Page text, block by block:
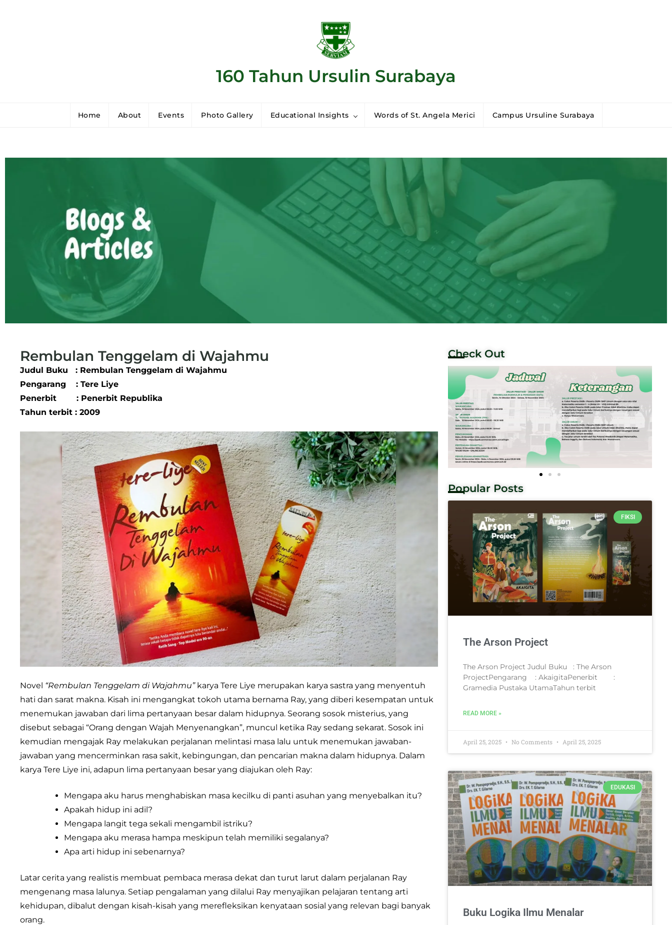
160 Tahun Ursulin Surabaya
Home About Events Photo Gallery Educational Insights Words of St. Angela Merici Campus Ursuline Surabaya
Rembulan Tenggelam di Wajahmu
Judul Buku : Rembulan Tenggelam di Wajahmu
Pengarang : Tere Liye
Penerbit : Penerbit Republika
Tahun terbit : 2009
Novel “Rembulan Tenggelam di Wajahmu” karya Tere Liye merupakan karya sastra yang menyentuh
hati dan sarat makna. Kisah ini mengangkat tokoh utama bernama Ray, yang diberi kesempatan untuk
menemukan jawaban dari lima pertanyaan besar dalam hidupnya. Seorang sosok misterius, yang
disebut sebagai “Orang dengan Wajah Menyenangkan”, muncul ketika Ray sedang sekarat. Sosok ini
kemudian mengajak Ray melakukan perjalanan melintasi masa lalu untuk menemukan jawaban-
jawaban yang mencerminkan rasa sakit, kebingungan, dan pencarian makna dalam hidupnya. Dalam
karya Tere Liye ini, adapun lima pertanyaan besar yang diajukan oleh Ray:
Mengapa aku harus menghabiskan masa kecilku di panti asuhan yang menyebalkan itu?
Apakah hidup ini adil?
Mengapa langit tega sekali mengambil istriku?
Mengapa aku merasa hampa meskipun telah memiliki segalanya?
Apa arti hidup ini sebenarnya?
Latar cerita yang realistis membuat pembaca merasa dekat dan turut larut dalam perjalanan Ray
mengenang masa lalunya. Setiap pengalaman yang dilalui Ray menyajikan pelajaran tentang arti
kehidupan, dibalut dengan kisah-kisah yang merefleksikan kenyataan sosial yang relevan bagi banyak
orang.
Check Out
Popular Posts
FIKSI
The Arson Project
The Arson Project Judul Buku : The Arson
ProjectPengarang : AkaigitaPenerbit :
Gramedia Pustaka UtamaTahun terbit
READ MORE »
April 25, 2025 No Comments April 25, 2025
EDUKASI
Buku Logika Ilmu Menalar